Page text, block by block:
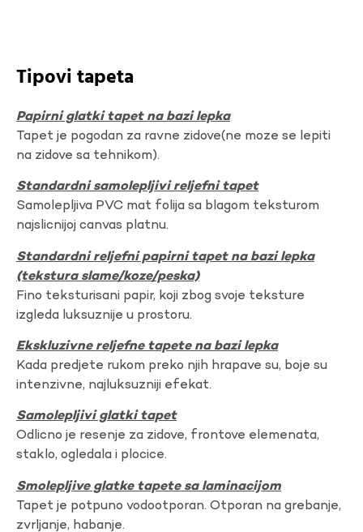
Tipovi tapeta
Papirni glatki tapet na bazi lepka
Tapet je pogodan za ravne zidove(ne moze se lepiti
na zidove sa tehnikom).
Standardni samolepljivi reljefni tapet
Samolepljiva PVC mat folija sa blagom teksturom
najslicnijoj canvas platnu.
Standardni reljefni papirni tapet na bazi lepka
(tekstura slame/koze/peska)
Fino teksturisani papir, koji zbog svoje teksture
izgleda luksuznije u prostoru.
Ekskluzivne reljefne tapete na bazi lepka
Kada predjete rukom preko njih hrapave su, boje su
intenzivne, najluksuzniji efekat.
Samolepljivi glatki tapet
Odlicno je resenje za zidove, frontove elemenata,
staklo, ogledala i plocice.
Smolepljive glatke tapete sa laminacijom
Tapet je potpuno vodootporan. Otporan na grebanje,
zvrljanje, habanje.